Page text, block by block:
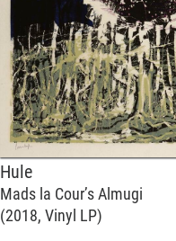
Hule
Mads la Cour’s Almugi
(2018, Vinyl LP)